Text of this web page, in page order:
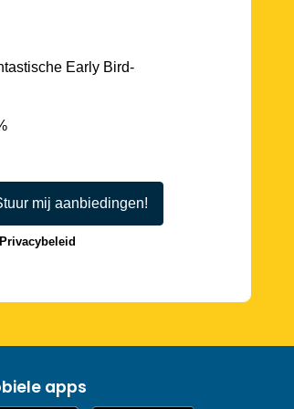
Early Bird-
mij aanbiedingen!
Privacybeleid
apps